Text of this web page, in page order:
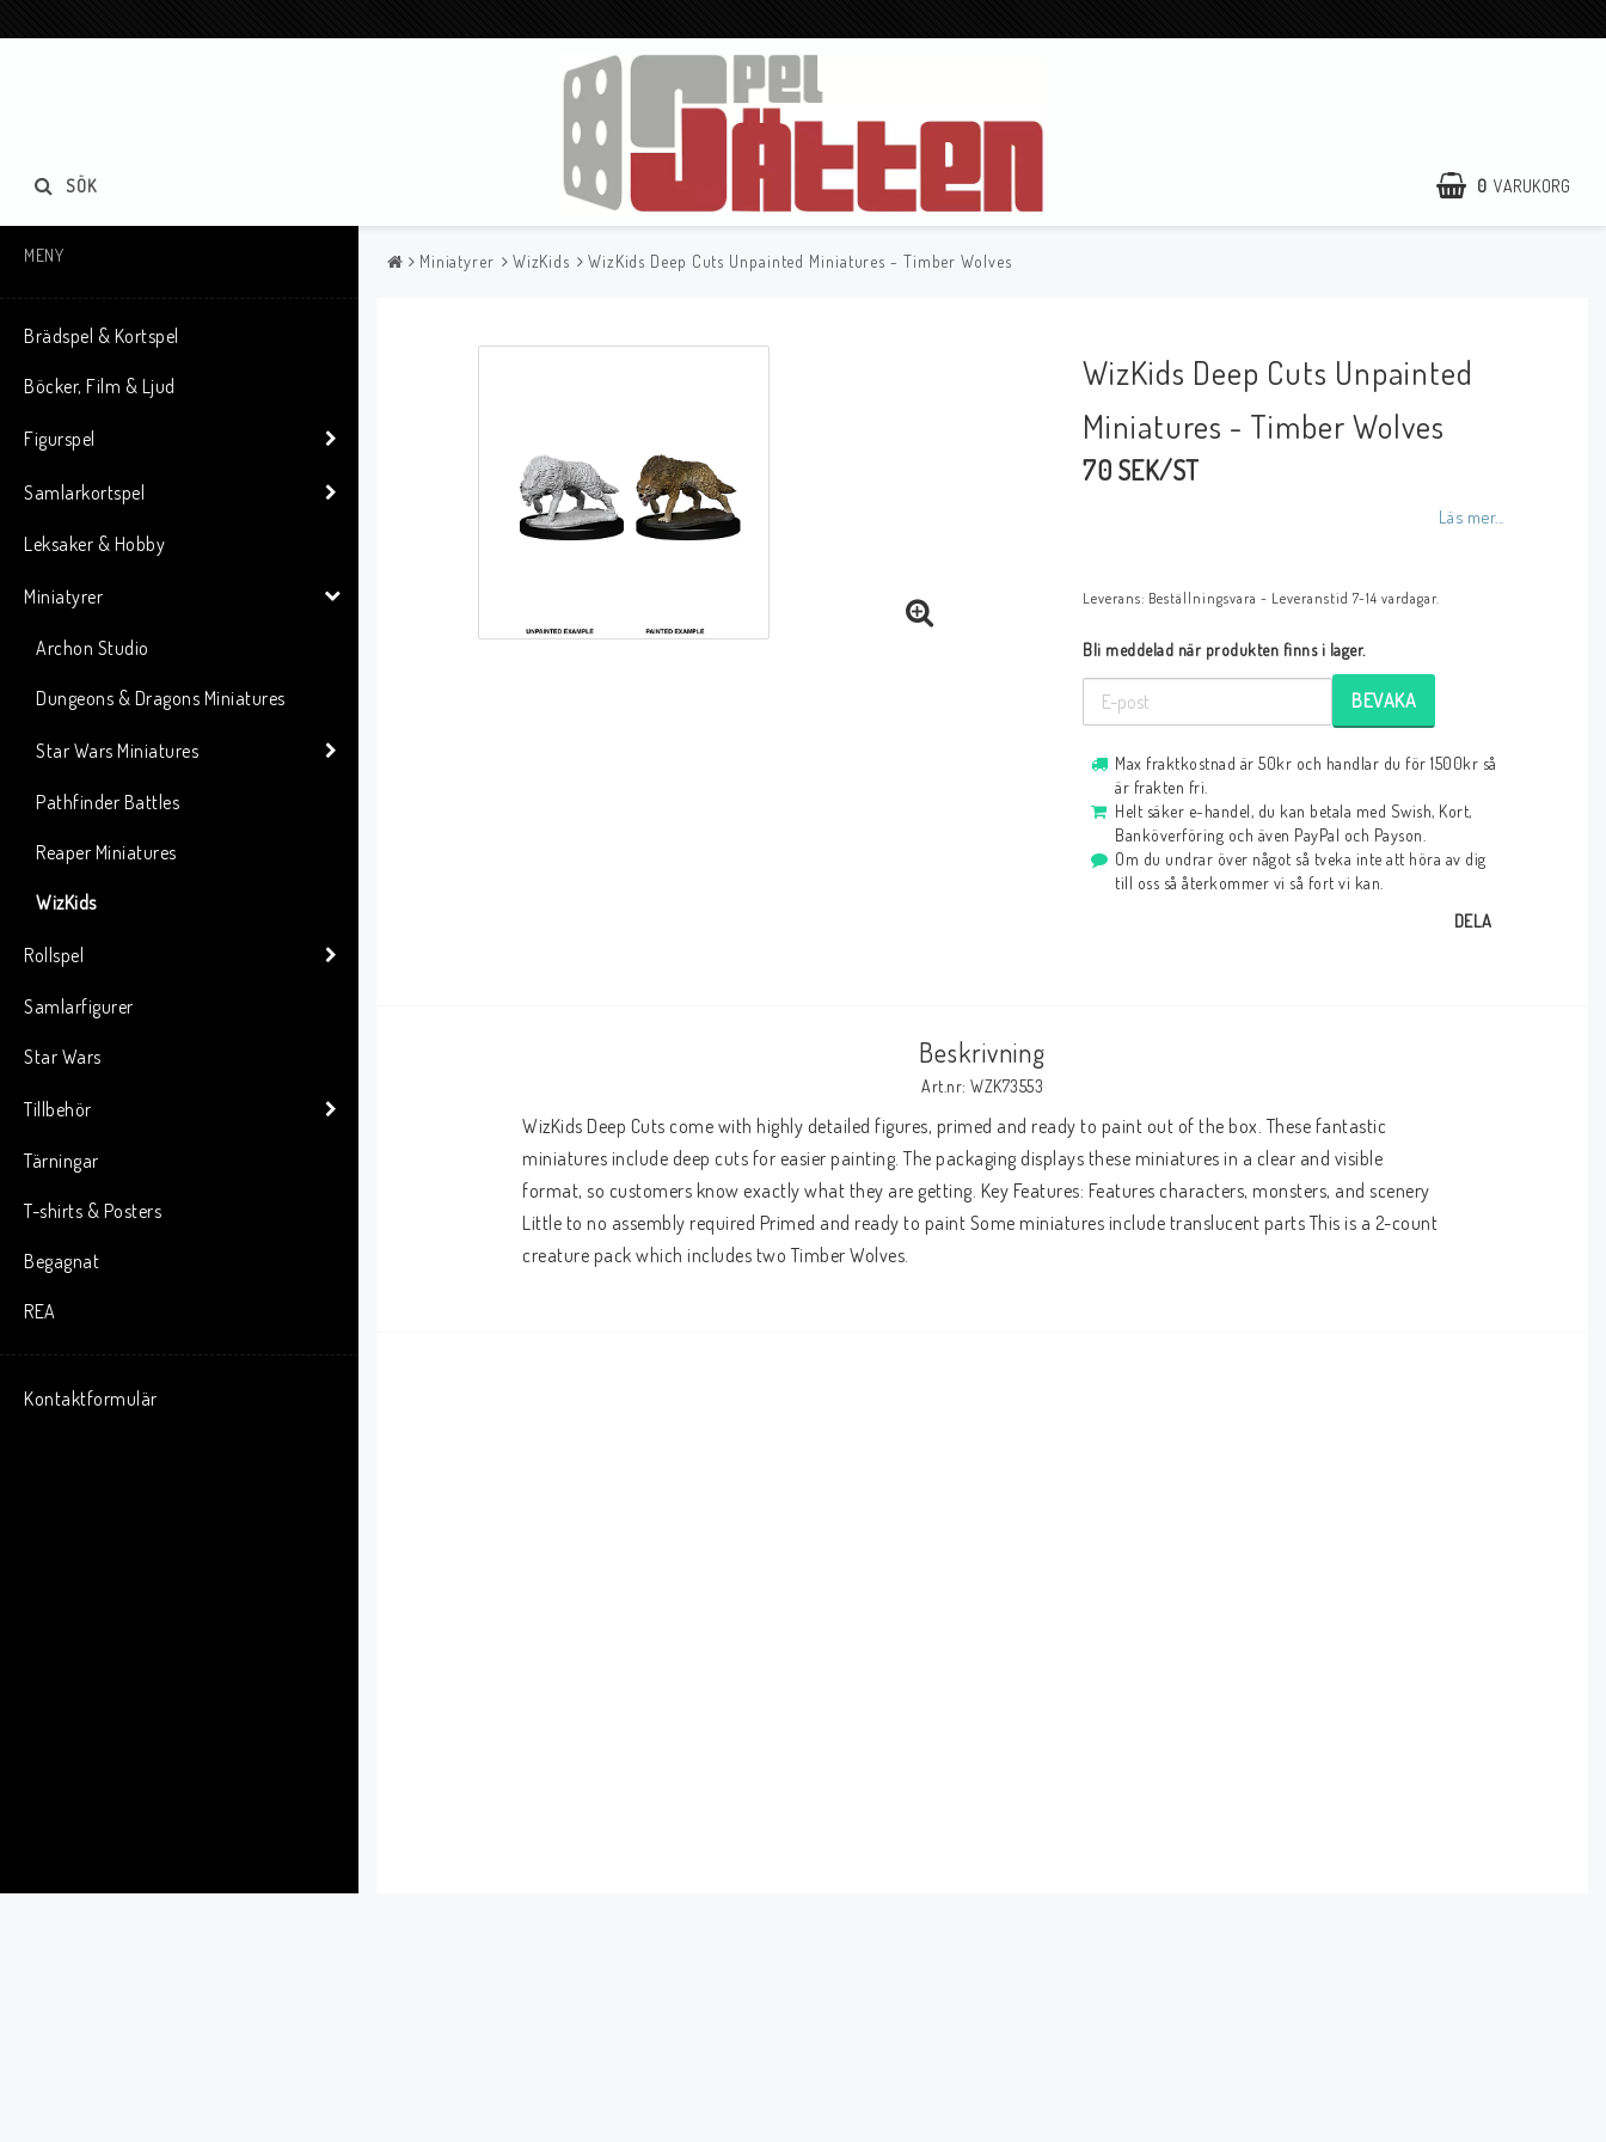
0 VARUKORG
SÖK
MENY
Brädspel & Kortspel
Böcker, Film & Ljud
Figurspel
Samlarkortspel
Leksaker & Hobby
Miniatyrer
Archon Studio
Dungeons & Dragons Miniatures
Star Wars Miniatures
Pathfinder Battles
Reaper Miniatures
WizKids
Rollspel
Samlarfigurer
Star Wars
Tillbehör
Tärningar
T-shirts & Posters
Begagnat
REA
Kontaktformulär
Miniatyrer WizKids WizKids Deep Cuts Unpainted Miniatures - Timber Wolves
WizKids Deep Cuts Unpainted
Miniatures - Timber Wolves
70 SEK/ST
Läs mer...
Leverans: Beställningsvara - Leveranstid 7-14 vardagar.
Bli meddelad när produkten finns i lager.
BEVAKA
Max fraktkostnad är 50kr och handlar du för 1500kr så
är frakten fri.
Helt säker e-handel, du kan betala med Swish, Kort,
Banköverföring och även PayPal och Payson.
Om du undrar över något så tveka inte att höra av dig
till oss så återkommer vi så fort vi kan.
DELA
Beskrivning
Art.nr: WZK73553
WizKids Deep Cuts come with highly detailed figures, primed and ready to paint out of the box. These fantastic
miniatures include deep cuts for easier painting. The packaging displays these miniatures in a clear and visible
format, so customers know exactly what they are getting. Key Features: Features characters, monsters, and scenery
Little to no assembly required Primed and ready to paint Some miniatures include translucent parts This is a 2-count
creature pack which includes two Timber Wolves.